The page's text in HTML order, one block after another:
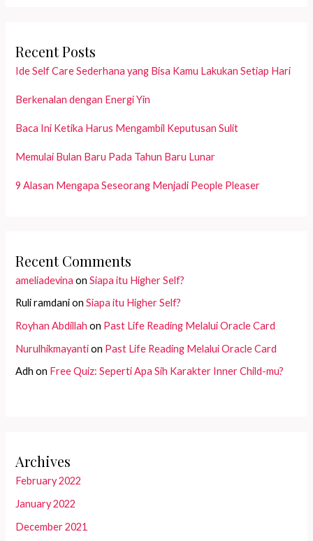
Recent Posts
Ide Self Care Sederhana yang Bisa Kamu Lakukan Setiap Hari
Berkenalan dengan Energi Yin
Baca Ini Ketika Harus Mengambil Keputusan Sulit
Memulai Bulan Baru Pada Tahun Baru Lunar
9 Alasan Mengapa Seseorang Menjadi People Pleaser
Recent Comments
ameliadevina onSiapa itu Higher Self?
Ruli ramdanionSiapa itu Higher Self?
Royhan Abdillah on Past Life Reading Melalui Oracle Card
Nurulhikmayantion Past Life Reading Melalui Oracle Card
Adh on Free Quiz: Seperti Apa Sih Karakter Inner Child-mu?
Archives
February 2022
January 2022
December 2021